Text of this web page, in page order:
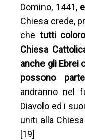
Domino, 1441,
Chiesa crede,
che tutti
Chiesa
anche gli Ebrei
possono
andranno nel
Diavolo ed i
uniti alla
[19]